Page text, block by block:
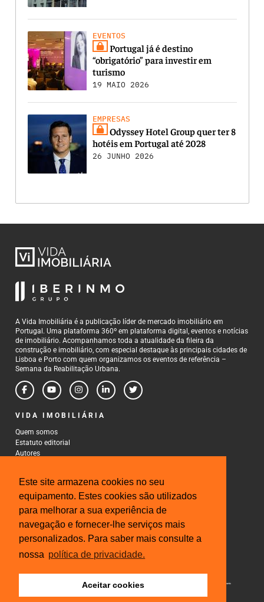
Este site armazena cookies no seu
equipamento. Estes cookies são utilizados
para melhorar a sua experiência de
navegação e fornecer-lhe serviços mais
personalizados. Para saber mais consulte a
nossa política de privacidade.
Aceitar cookies
EVENTOS
Portugal já é destino
“obrigatório” para investir em
turismo
19 MAIO 2026
EMPRESAS
Odyssey Hotel Group quer ter 8
hotéis em Portugal até 2028
26 JUNHO 2026
A Vida Imobiliária é a publicação líder de mercado imobiliário em
Portugal. Uma plataforma 360º em plataforma digital, eventos e notícias
de imobiliário. Acompanhamos toda a atualidade da fileira da
construção e imobiliário, com especial destaque às principais cidades de
Lisboa e Porto com quem organizamos os eventos de referência –
Semana da Reabilitação Urbana.
VIDA IMOBILIÁRIA
Quem somos
Estatuto editorial
Autores
CONTACTOS
Rua Gonçalo Cristovão, 185 - 6º
4000-269 Porto
Tel: 222 085 009
Fax: 222 085 010
Email: gestao@iberinmo.com